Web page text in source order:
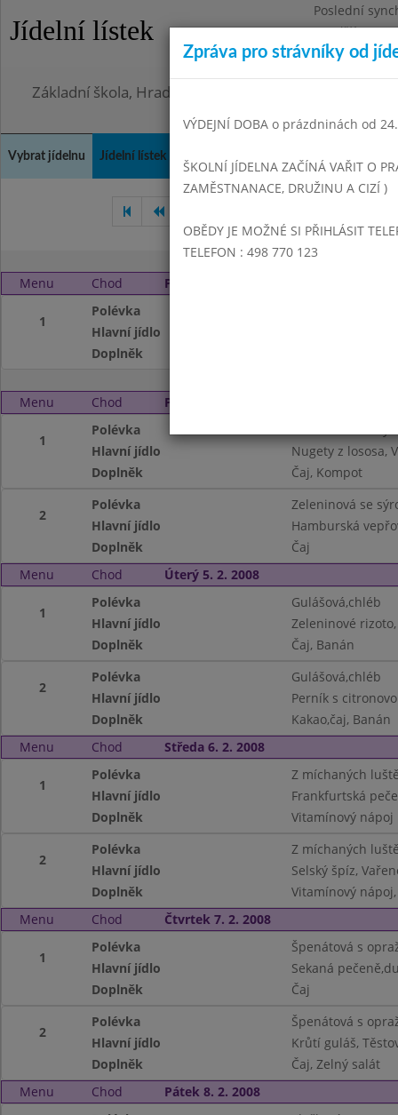
Jídelní lístek
Poslední
Pondělí
Omezení
Základní škola, Hradec Králové, Bezručova 1468
Vybrat jídelnu Jídelní lístek
Menu Chod Pátek 1. 2. 2008
1
Polévka
Hlavní jídlo
Doplněk
Menu Chod Pondělí 4. 2. 2008
1
Polévka
Hlavní jídlo
Nugety z lososa,
Doplněk
Čaj, Kompot
2
Polévka
Zeleninová se
Hlavní jídlo
Hamburská
Doplněk
Čaj
Menu
Chod Úterý 5. 2. 2008
1
Polévka
Gulášová,chléb
Hlavní jídlo
Zeleninové
Doplněk
Čaj, Banán
2
Polévka
Gulášová,chléb
Hlavní jídlo
Perník s
Doplněk
Kakao,čaj, Banán
Menu
Chod Středa 6. 2. 2008
1
Polévka
Z míchaných
Hlavní jídlo
Frankfurtská
Doplněk
Vitamínový nápoj
2
Polévka
Z míchaných
Hlavní jídlo
Selský špíz,
Doplněk
Vitamínový
Menu
Chod Čtvrtek 7. 2. 2008
1
Polévka
Špenátová s
Hlavní jídlo
Sekaná
Doplněk
Čaj
2
Polévka
Špenátová s
Hlavní jídlo
Krůtí guláš,
Doplněk
Čaj, Zelný salát
Menu
Chod Pátek 8. 2. 2008
Zpráva pro strávníky od
VÝDEJNÍ DOBA o prázdninách od
ŠKOLNÍ JÍDELNA ZAČÍNÁ VAŘIT O
ZAMĚSTNANACE, DRUŽINU A CIZÍ )
OBĚDY JE MOŽNÉ SI PŘIHLÁSIT
TELEFON : 498 770 123